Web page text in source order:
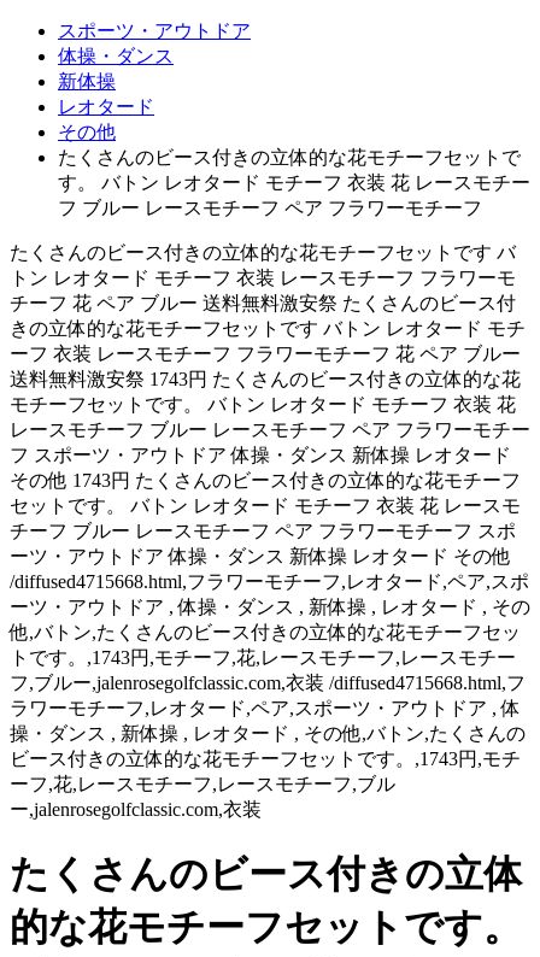
スポーツ・アウトドア
体操・ダンス
新体操
レオタード
その他
たくさんのビース付きの立体的な花モチーフセットで
す。 バトン レオタード モチーフ 衣装 花 レースモチー
フ ブルー レースモチーフ ペア フラワーモチーフ
たくさんのビース付きの立体的な花モチーフセットです バ
トン レオタード モチーフ 衣装 レースモチーフ フラワーモ
チーフ 花 ペア ブルー 送料無料激安祭 たくさんのビース付
きの立体的な花モチーフセットです バトン レオタード モチ
ーフ 衣装 レースモチーフ フラワーモチーフ 花 ペア ブルー
送料無料激安祭 1743円 たくさんのビース付きの立体的な花
モチーフセットです。 バトン レオタード モチーフ 衣装 花
レースモチーフ ブルー レースモチーフ ペア フラワーモチー
フ スポーツ・アウトドア 体操・ダンス 新体操 レオタード
その他 1743円 たくさんのビース付きの立体的な花モチーフ
セットです。 バトン レオタード モチーフ 衣装 花 レースモ
チーフ ブルー レースモチーフ ペア フラワーモチーフ スポ
ーツ・アウトドア 体操・ダンス 新体操 レオタード その他
/diffused4715668.html,フラワーモチーフ,レオタード,ペア,スポ
ーツ・アウトドア , 体操・ダンス , 新体操 , レオタード , その
他,バトン,たくさんのビース付きの立体的な花モチーフセッ
トです。,1743円,モチーフ,花,レースモチーフ,レースモチー
フ,ブルー,jalenrosegolfclassic.com,衣装 /diffused4715668.html,フ
ラワーモチーフ,レオタード,ペア,スポーツ・アウトドア , 体
操・ダンス , 新体操 , レオタード , その他,バトン,たくさんの
ビース付きの立体的な花モチーフセットです。,1743円,モチ
ーフ,花,レースモチーフ,レースモチーフ,ブル
ー,jalenrosegolfclassic.com,衣装
たくさんのビース付きの立体
的な花モチーフセットです。